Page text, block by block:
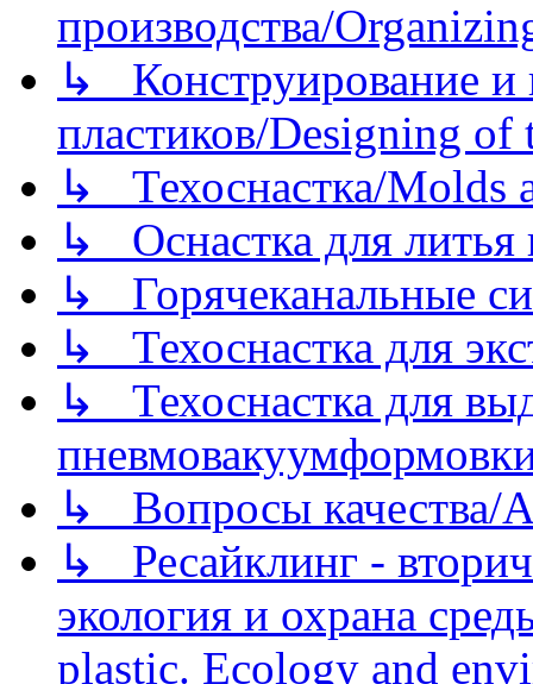
производства/
↳ Конструирование и
пластиков/Designing of
↳ Техоснастка/Molds
↳ Оснастка для литья
↳ Горячеканальные
↳ Техоснастка для
↳ Техоснастка для
↳ Вопросы качества/
↳ Ресайклинг -
экология и охрана
plastic. Ecology and